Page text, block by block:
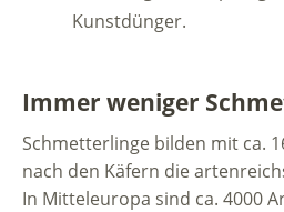
Kunstdünger.
Immer weniger
Schmetterlinge bilden mit ca.
nach den Käfern die
In Mitteleuropa sind ca. 4000